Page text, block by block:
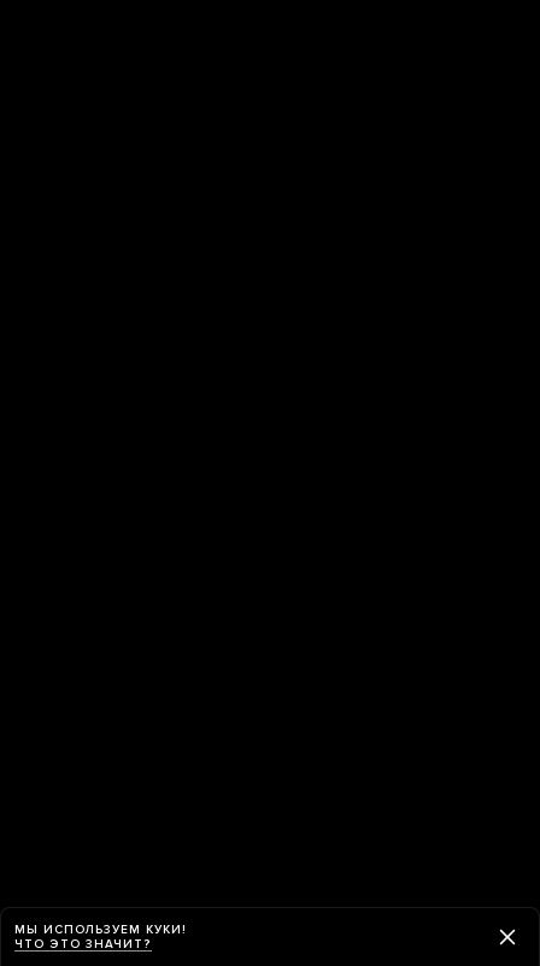
МЫ ИСПОЛЬЗУЕМ КУКИ!
ЧТО ЭТО ЗНАЧИТ?